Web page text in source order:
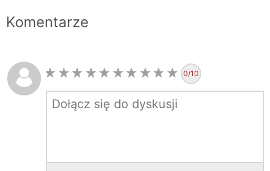
Komentarze
0/10